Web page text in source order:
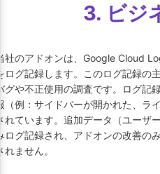
3. ビジ
社のアドオンは、Google Cloud
ログ記録します。このログ記録の
グや不正使用の調査です。ログ記
（例：サイドバーが開かれた、ラ
れています。追加データ（ユーザ
ログ記録され、アドオンの改善の
れません。